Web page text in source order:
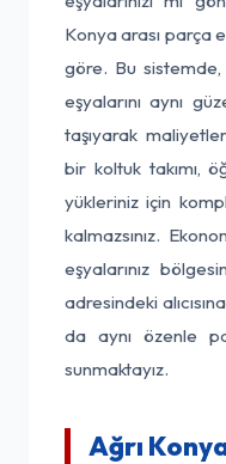
Konya arası parça
göre. Bu
eşyalarını aynı
taşıyarak
bir koltuk takımı,
yükleriniz için
kalmazsınız.
eşyalarınız
adresindeki
da aynı özenle
sunmaktayız.
Ağrı